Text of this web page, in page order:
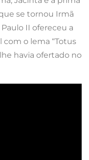
se tornou Irmã
II ofereceu a
com o lema “Totus
havia ofertado no